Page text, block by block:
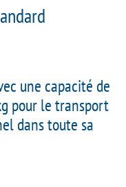
une capacité de
pour le transport
dans toute sa